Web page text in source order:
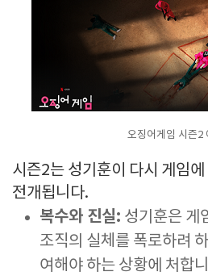
오징어게임 시즌2
시즌2는 성기훈이 다시 게임
전개됩니다.
복수와 진실: 성기훈은 게
조직의 실체를 폭로하려
여해야 하는 상황에 처합